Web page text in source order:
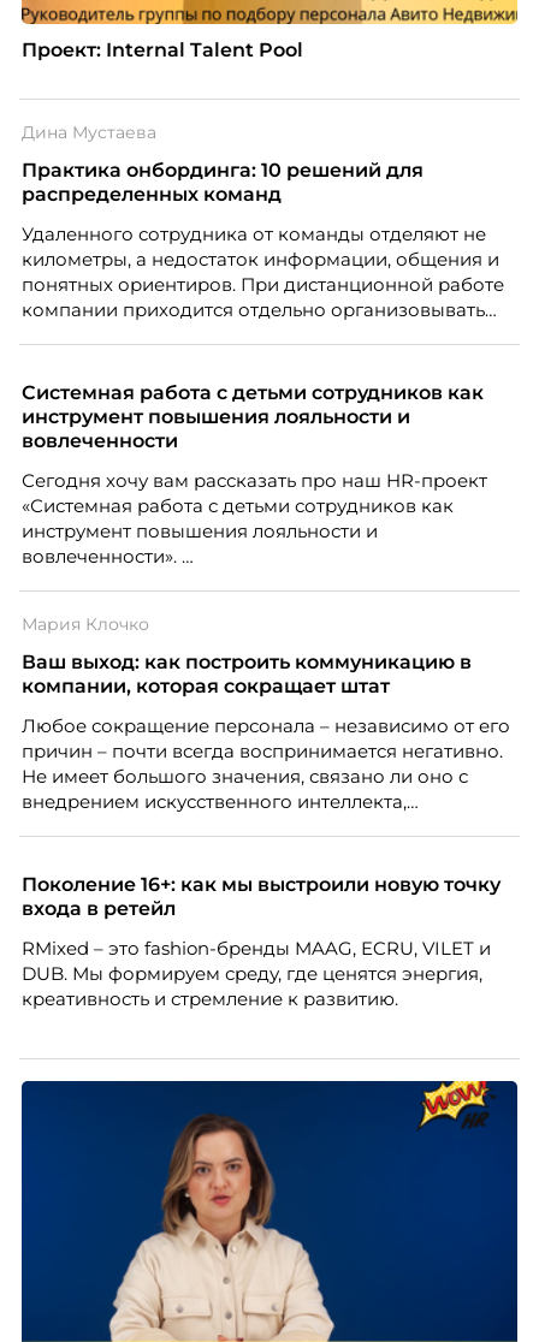
Проект: Internal Talent Pool
Дина Мустаева
Практика онбординга: 10 решений для
распределенных команд
Удаленного сотрудника от команды отделяют не
километры, а недостаток информации, общения и
понятных ориентиров. При дистанционной работе
компании приходится отдельно организовывать
по работе с персоналом Инфомаксимум,
рассказывает, как выстроить адаптацию
распределенной команды без лишнего контроля и
Системная работа с детьми сотрудников как
инструмент повышения лояльности и
вовлеченности
Сегодня хочу вам рассказать про наш HR-проект
«Системная работа с детьми сотрудников как
инструмент повышения лояльности и
вовлеченности».
Мария Клочко
Ваш выход: как построить коммуникацию в
компании, которая сокращает штат
Любое сокращение персонала – независимо от его
причин – почти всегда воспринимается негативно.
Не имеет большого значения, связано ли оно с
внедрением искусственного интеллекта,
структуры компании. Для сотрудников сокращения
означают потерю стабильности, а для внешнего
рынка становятся сигналом о возможных
проблемах организации. В результате увольнения
нередко превращаются в фактор, который
негативно влияет HR-бренд работодателя.
Поколение 16+: как мы выстроили новую точку
входа в ретейл
RMixed – это fashion-бренды MAAG, ECRU, VILET и
DUB. Мы формируем среду, где ценятся энергия,
креативность и стремление к развитию.